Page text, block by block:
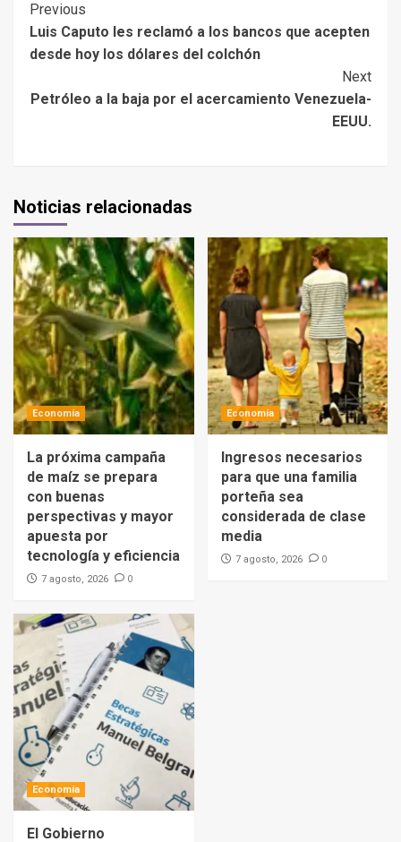
Previous
Luis Caputo les reclamó a los bancos que acepten
desde hoy los dólares del colchón
Next
Petróleo a la baja por el acercamiento Venezuela-
EEUU.
Noticias relacionadas
Economía
La próxima campaña
de maíz se prepara
con buenas
perspectivas y mayor
apuesta por
tecnología y eficiencia
7 agosto, 2026 0
Economía
Ingresos necesarios
para que una familia
porteña sea
considerada de clase
media
7 agosto, 2026 0
Economía
El Gobierno